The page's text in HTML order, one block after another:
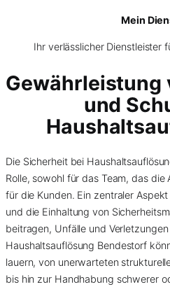
Mein
Ihr verlässlicher Dienstleister
Gewährleistung
und
Die Sicherheit bei
Rolle, sowohl für das Team, das
für die Kunden. Ein zentraler
und die Einhaltung von
beitragen, Unfälle und
Haushaltsauflösung Bendestorf
lauern, von unerwarteten
bis hin zur Handhabung schwerer